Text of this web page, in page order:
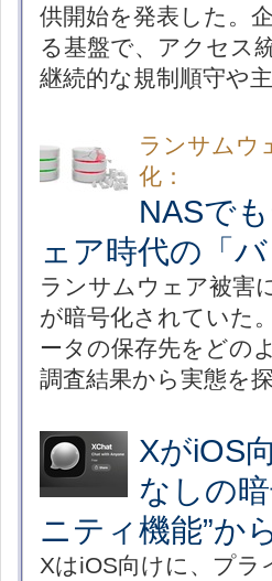
供開始を発表した。
る基盤で、アクセス
継続的な規制順守や
ランサムウ
化：
NASで
ェア時代の「
ランサムウェア被害
が暗号化されていた
ータの保存先をどの
調査結果から実態を探
XがiOS
なしの
ニティ機能”か
XはiOS向けに、プラ